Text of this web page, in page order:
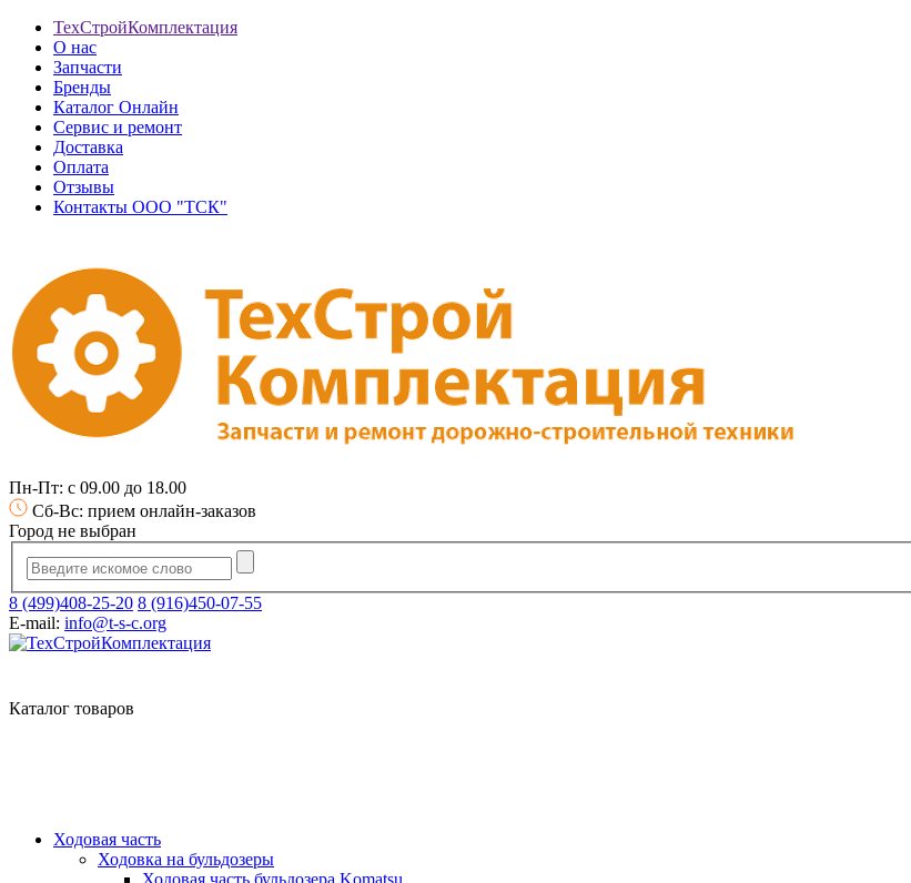
ТехСтройКомплектация
О нас
Запчасти
Бренды
Каталог Онлайн
Сервис и ремонт
Доставка
Оплата
Отзывы
Контакты ООО "ТСК"
Пн-Пт: с 09.00 до 18.00
Сб-Вс: прием онлайн-заказов
Город не выбран
8 (499)408-25-20 8 (916)450-07-55
E-mail: info@t-s-c.org
Каталог товаров
Ходовая часть
Ходовка на бульдозеры
Ходовая часть бульдозера Komatsu